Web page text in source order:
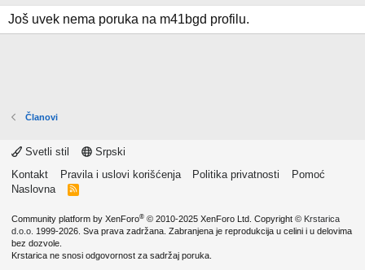
Još uvek nema poruka na m41bgd profilu.
Članovi
Svetli stil
Srpski
Kontakt
Pravila i uslovi korišćenja Politika privatnosti
Pomoć
Naslovna
R
Community platform by XenForo® © 2010-2025 XenForo Ltd. Copyright © Krstarica
d.o.o. 1999-2026. Sva prava zadržana. Zabranjena je reprodukcija u celini i u delovima
bez dozvole.
Krstarica ne snosi odgovornost za sadržaj poruka.